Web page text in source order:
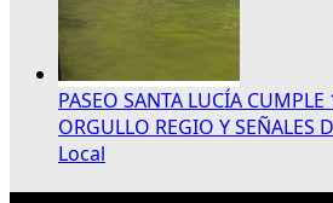
PASEO SANTA LUCÍA
ORGULLO REGIO Y SEÑALES
Local